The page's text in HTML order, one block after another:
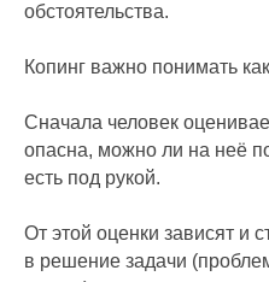
обстоятельства.
Копинг важно понимать
Сначала человек
опасна, можно ли на неё
есть под рукой.
От этой оценки зависят и
в решение задачи